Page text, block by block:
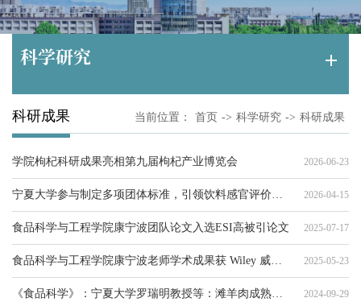
科学研究
科研成果 当前位置： 首页 -> 科学研究 -> 科研成果
学院枸杞科研成果亮相第九届枸杞产业博览会 2026-06-23
2026-04-15
食品科学与工程学院康宁波团队论文入选ESI高被引论文 2025-07-17
2025-05-23
2024-09-29